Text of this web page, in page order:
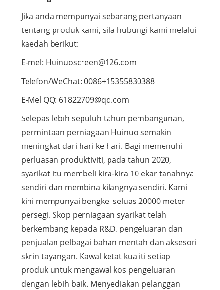
Jika anda mempunyai sebarang pertanyaan
tentang produk kami, sila hubungi kami melalui
kaedah berikut:
E-mel: Huinuoscreen@126.com
Telefon/WeChat: 0086+15355830388
E-Mel QQ: 61822709@qq.com
Selepas lebih sepuluh tahun pembangunan,
permintaan perniagaan Huinuo semakin
meningkat dari hari ke hari. Bagi memenuhi
perluasan produktiviti, pada tahun 2020,
syarikat itu membeli kira-kira 10 ekar tanahnya
sendiri dan membina kilangnya sendiri. Kami
kini mempunyai bengkel seluas 20000 meter
persegi. Skop perniagaan syarikat telah
berkembang kepada R&D, pengeluaran dan
penjualan pelbagai bahan mentah dan aksesori
skrin tayangan. Kawal ketat kualiti setiap
produk untuk mengawal kos pengeluaran
dengan lebih baik. Menyediakan pelanggan